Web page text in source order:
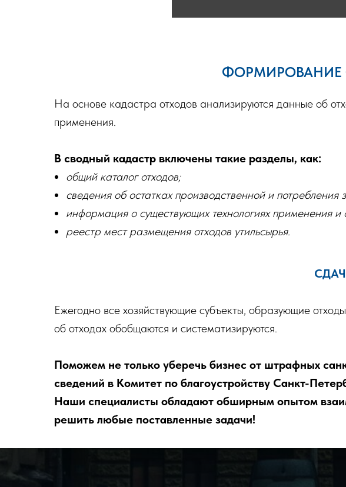
ФОРМИРОВАНИЕ
На основе кадастра отходов анализируются данные об
применения.
В сводный кадастр включены такие разделы, как:
общий каталог отходов;
сведения об остатках производственной и потребления
информация о существующих технологиях применения и
реестр мест размещения отходов утильсырья.
Ежегодно все хозяйствующие субъекты, образующие
об отходах обобщаются и систематизируются.
Поможем не только уберечь бизнес от штрафных
сведений в Комитет по благоустройству Санкт-
Наши специалисты обладают обширным опытом
решить любые поставленные задачи!